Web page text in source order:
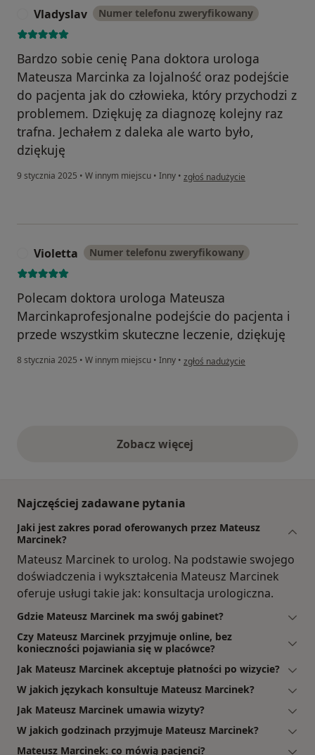
Vladyslav Numer telefonu zweryfikowany
Bardzo sobie cenię Pana doktora urologa
Mateusza Marcinka za lojalność oraz podejście
do pacjenta jak do człowieka, który przychodzi z
problemem. Dziękuję za diagnozę kolejny raz
trafna. Jechałem z daleka ale warto było,
dziękuję
9 stycznia 2025 • W innym miejscu • Inny • w opinii użytkownika Vladyslav
zgłoś nadużycie
Violetta Numer telefonu zweryfikowany
Polecam doktora urologa Mateusza
Marcinkaprofesjonalne podejście do pacjenta i
przede wszystkim skuteczne leczenie, dziękuję
8 stycznia 2025 • W innym miejscu • Inny • w opinii użytkownika Violetta
zgłoś nadużycie
Zobacz więcejopinie powyżej
Najczęściej zadawane pytania
Jaki jest zakres porad oferowanych przez Mateusz
Marcinek?
Mateusz Marcinek to urolog. Na podstawie swojego
doświadczenia i wykształcenia Mateusz Marcinek
oferuje usługi takie jak: konsultacja urologiczna.
Gdzie Mateusz Marcinek ma swój gabinet?
Czy Mateusz Marcinek przyjmuje online, bez
konieczności pojawiania się w placówce?
Jak Mateusz Marcinek akceptuje płatności po wizycie?
W jakich językach konsultuje Mateusz Marcinek?
Jak Mateusz Marcinek umawia wizyty?
W jakich godzinach przyjmuje Mateusz Marcinek?
Mateusz Marcinek: co mówią pacjenci?